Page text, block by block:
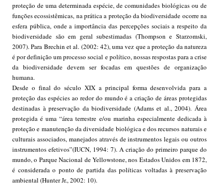
proteção de uma determinada espécie, de comunidades biológicas ou de
funções ecossistêmicas, na prática a proteção da biodiversidade ocorre na
esfera pública, onde a importância das percepções sociais a respeito da
biodiversidade são em geral subestimadas (Thompson e Starzomski,
2007). Para Brechin et al. (2002: 42), uma vez que a proteção da natureza
é por definição um processo social e político, nossas respostas para a crise
da biodiversidade devem ser focadas em questões de organização
humana.
Desde o final do século XIX a principal forma desenvolvida para a
proteção das espécies ao redor do mundo é a criação de áreas protegidas
destinadas à preservação da biodiversidade (Adams et al., 2004). Área
protegida é uma “área terrestre e/ou marinha especialmente dedicada à
proteção e manutenção da diversidade biológica e dos recursos naturais e
culturais associados, manejados através de instrumentos legais ou outros
instrumentos efetivos”(IUCN, 1994: 7). A criação do primeiro parque do
mundo, o Parque Nacional de Yellowstone, nos Estados Unidos em 1872,
é considerada o ponto de partida das políticas voltadas à preservação
ambiental (Hunter Jr., 2002: 10).